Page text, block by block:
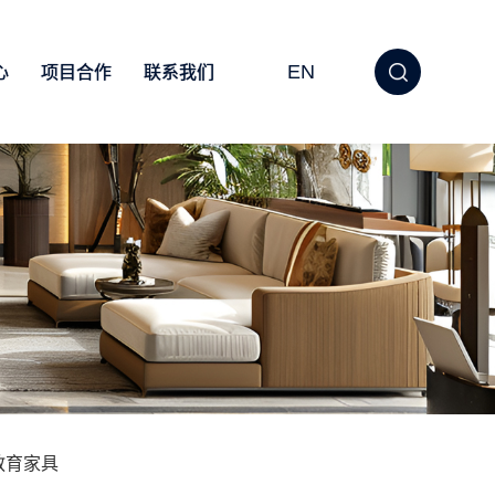
项目合作 联系我们 EN
育家具